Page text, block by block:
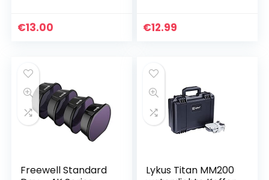
Pro/Zoom/Mavic
€13.00
afstandsbediening
€12.99
Freewell Standard
Lykus Titan MM200